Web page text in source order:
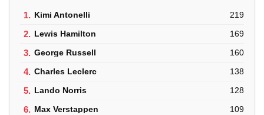
1. Kimi Antonelli 219
2. Lewis Hamilton 169
3. George Russell 160
4. Charles Leclerc 138
5. Lando Norris 128
6. Max Verstappen 109